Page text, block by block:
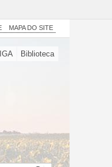
MAPA DO SITE
Biblioteca